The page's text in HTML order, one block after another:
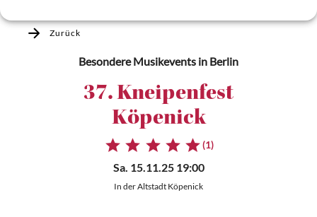
Zurück
Besondere Musikevents in Berlin
37. Kneipenfest
Köpenick
(1)
Sa. 15.11.25 19:00
In der Altstadt Köpenick